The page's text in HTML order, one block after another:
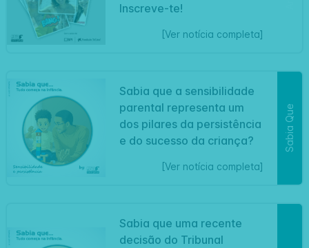
Inscreve-te!
[Ver notícia completa]
Sabia que a sensibilidade
parental representa um
dos pilares da persistência
e do sucesso da criança?
[Ver notícia completa]
Sabia Que
Sabia que uma recente
decisão do Tribunal